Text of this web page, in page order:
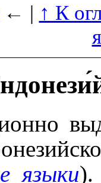
| ↑ К
языки).